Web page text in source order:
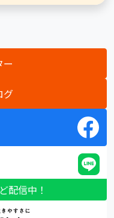
ー
グ
配信中！